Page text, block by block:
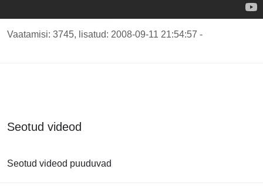
Vaatamisi: 3745, lisatud: 2008-09-11 21:54:57 -
Seotud videod
Seotud videod puuduvad